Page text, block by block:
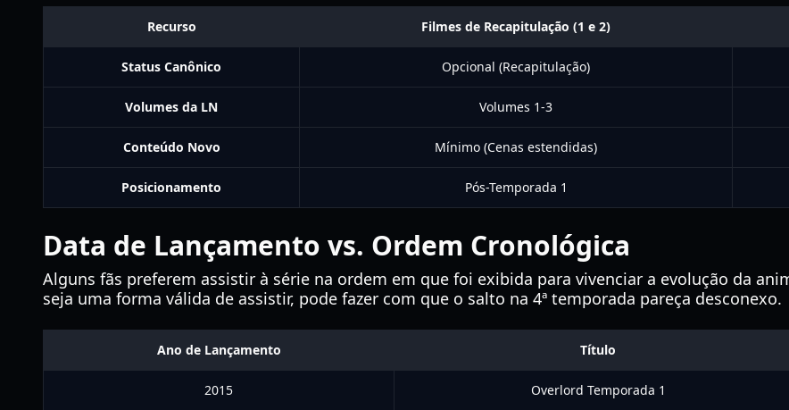
Recurso Filmes de Recapitulação (1 e 2)
Status Canônico Opcional (Recapitulação)
Volumes da LN Volumes 1-3
Conteúdo Novo Mínimo (Cenas estendidas)
Posicionamento Pós-Temporada 1
Data de Lançamento vs. Ordem Cronológica
Alguns fãs preferem assistir à série na ordem em que foi exibida para vivenciar a evolução da
seja uma forma válida de assistir, pode fazer com que o salto na 4ª temporada pareça desconexo.
Ano de Lançamento Título
2015 Overlord Temporada 1